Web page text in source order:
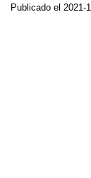
Publicado el 2021-